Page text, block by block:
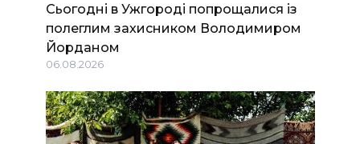
Сьогодні в Ужгороді попрощалися із
полеглим захисником Володимиром
Йорданом
06.08.2026